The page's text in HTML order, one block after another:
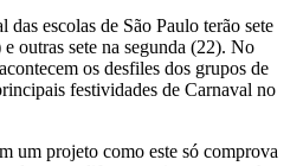
escolas de São Paulo terão sete
outras sete na segunda (22). No
os desfiles dos grupos de
festividades de Carnaval no
um projeto como este só comprova